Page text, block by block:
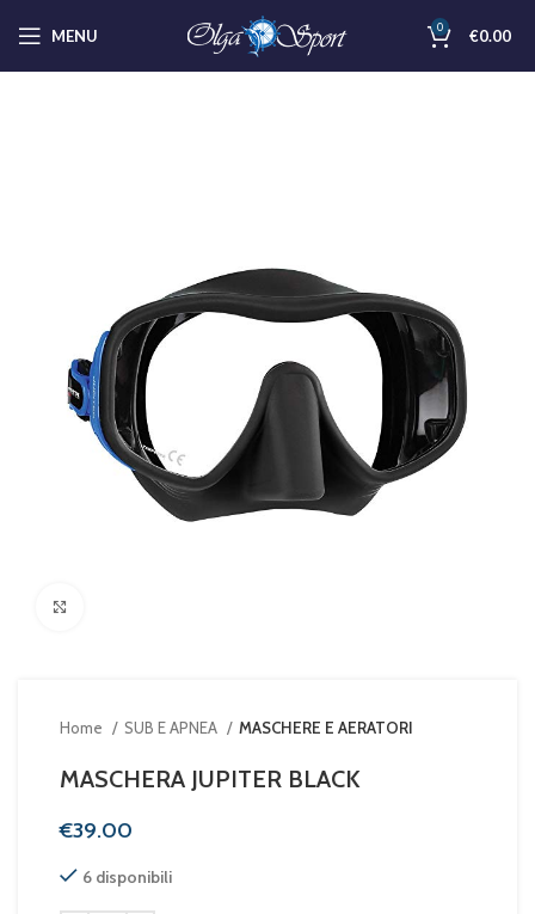
MENU 0 €0.00
Home SUB E APNEA MASCHERE E AERATORI
MASCHERA JUPITER BLACK
€
6 disponibili